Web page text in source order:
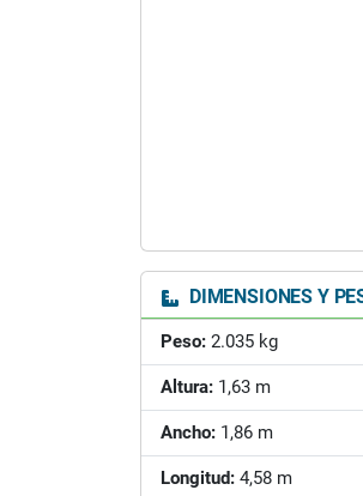
DIMENSIONES Y
Peso: 2.035 kg
Altura: 1,63 m
Ancho: 1,86 m
Longitud: 4,58 m